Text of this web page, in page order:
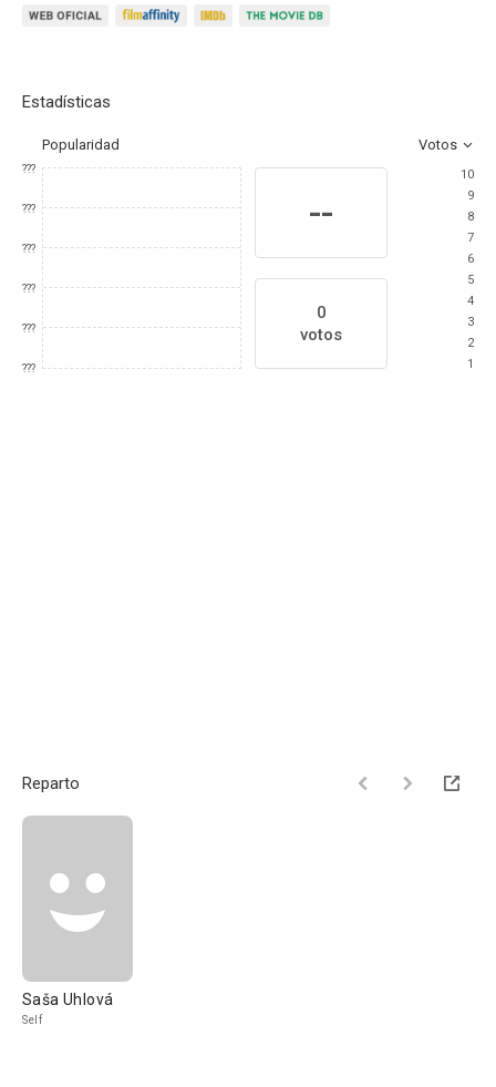
Estadísticas
Popularidad Votos
???
???
???
???
???
???
--
0
votos
10
9
8
7
6
5
4
3
2
1
Reparto
Saša Uhlová
Self